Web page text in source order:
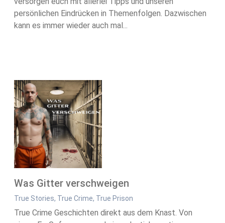
persönlichen Eindrücken in Themenfolgen. Dazwischen
kann es immer wieder auch mal...
Was Gitter verschweigen
True Stories, True Crime, True Prison
True Crime Geschichten direkt aus dem Knast. Von